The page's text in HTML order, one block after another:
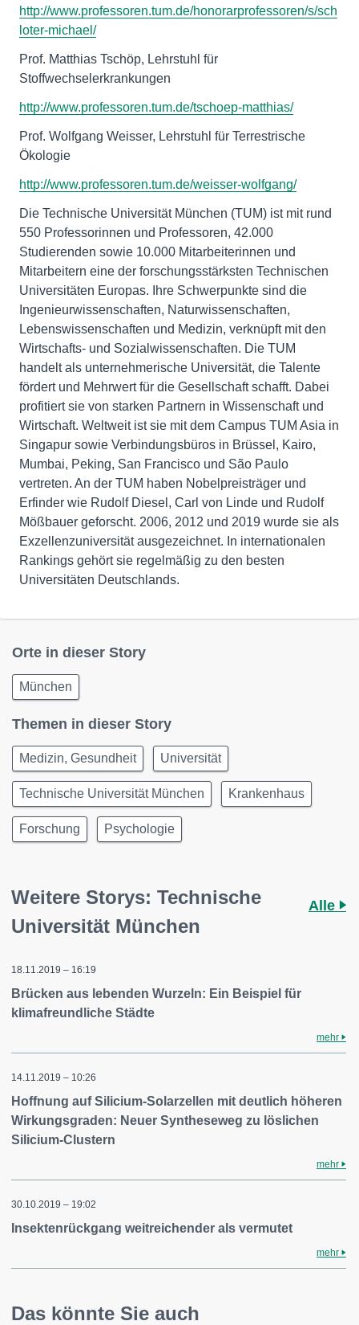
http://www.professoren.tum.de/honorarprofessoren/s/sch
loter-michael/
Prof. Matthias Tschöp, Lehrstuhl für
Stoffwechselerkrankungen
http://www.professoren.tum.de/tschoep-matthias/
Prof. Wolfgang Weisser, Lehrstuhl für Terrestrische
Ökologie
http://www.professoren.tum.de/weisser-wolfgang/
Die Technische Universität München (TUM) ist mit rund
550 Professorinnen und Professoren, 42.000
Studierenden sowie 10.000 Mitarbeiterinnen und
Mitarbeitern eine der forschungsstärksten Technischen
Universitäten Europas. Ihre Schwerpunkte sind die
Ingenieurwissenschaften, Naturwissenschaften,
Lebenswissenschaften und Medizin, verknüpft mit den
Wirtschafts- und Sozialwissenschaften. Die TUM
handelt als unternehmerische Universität, die Talente
fördert und Mehrwert für die Gesellschaft schafft. Dabei
profitiert sie von starken Partnern in Wissenschaft und
Wirtschaft. Weltweit ist sie mit dem Campus TUM Asia in
Singapur sowie Verbindungsbüros in Brüssel, Kairo,
Mumbai, Peking, San Francisco und São Paulo
vertreten. An der TUM haben Nobelpreisträger und
Erfinder wie Rudolf Diesel, Carl von Linde und Rudolf
Mößbauer geforscht. 2006, 2012 und 2019 wurde sie als
Exzellenzuniversität ausgezeichnet. In internationalen
Rankings gehört sie regelmäßig zu den besten
Universitäten Deutschlands.
Orte in dieser Story
München
Themen in dieser Story
Medizin, Gesundheit Universität
Technische Universität München Krankenhaus
Forschung Psychologie
Weitere Storys: Technische
Universität München
Alle
18.11.2019 – 16:19
Brücken aus lebenden Wurzeln: Ein Beispiel für
klimafreundliche Städte
mehr
14.11.2019 – 10:26
Hoffnung auf Silicium-Solarzellen mit deutlich höheren
Wirkungsgraden: Neuer Syntheseweg zu löslichen
Silicium-Clustern
mehr
30.10.2019 – 19:02
Insektenrückgang weitreichender als vermutet
mehr
Das könnte Sie auch